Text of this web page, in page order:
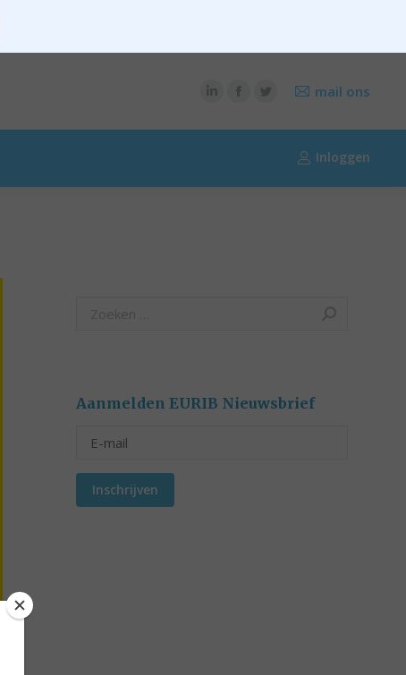
mail ons
Inloggen
Search:
Aanmelden EURIB Nieuwsbrief
Inschrijven